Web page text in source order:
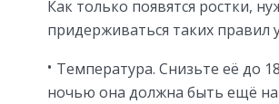
Как только появятся ростки,
придерживаться таких правил
Температура. Снизьте её до
ночью она должна быть ещё на